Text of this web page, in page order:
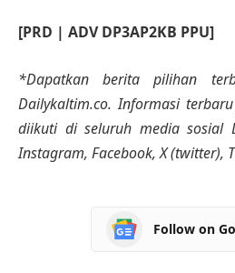
[PRD | ADV DP3AP2KB PPU]
*Dapatkan berita pilihan
Dailykaltim.co. Informasi
diikuti di seluruh media sosial
Instagram, Facebook, X (twitter),
Follow on